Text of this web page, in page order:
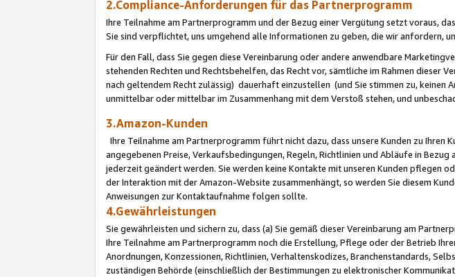
2.Compliance-Anforderungen für das Partnerprogramm
Ihre Teilnahme am Partnerprogramm und der Bezug einer Vergütung setzt voraus,
Sie sind verpflichtet, uns umgehend alle Informationen zu geben, die wir anfordern,
Für den Fall, dass Sie gegen diese Vereinbarung oder andere anwendbare
stehenden Rechten und Rechtsbehelfen, das Recht vor, sämtliche im Rahmen
nach geltendem Recht zulässig) dauerhaft einzustellen (und Sie stimmen zu, keinen
unmittelbar oder mittelbar im Zusammenhang mit dem Verstoß stehen, und
3.Amazon-Kunden
Ihre Teilnahme am Partnerprogramm führt nicht dazu, dass unsere Kunden zu
angegebenen Preise, Verkaufsbedingungen, Regeln, Richtlinien und Abläufe in
jederzeit geändert werden. Sie werden keine Kontakte mit unseren Kunden pflegen
der Interaktion mit der Amazon-Website zusammenhängt, so werden Sie diesem
Anweisungen zur Kontaktaufnahme folgen sollte.
4.Gewährleistungen
Sie gewährleisten und sichern zu, dass (a) Sie gemäß dieser Vereinbarung am
Ihre Teilnahme am Partnerprogramm noch die Erstellung, Pflege oder der Betrieb
Anordnungen, Konzessionen, Richtlinien, Verhaltenskodizes, Branchenstandards,
zuständigen Behörde (einschließlich der Bestimmungen zu elektronischer